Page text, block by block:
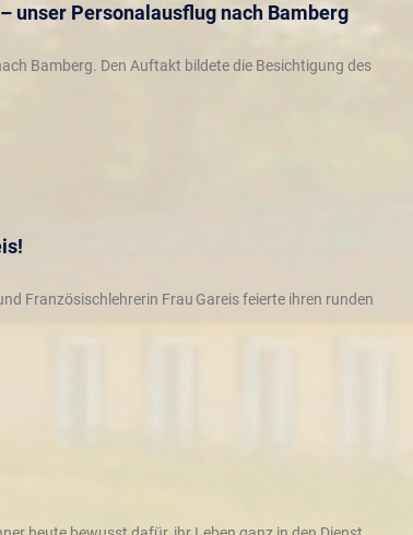
unser Personalausflug nach Bamberg
Bamberg. Den Auftakt bildete die Besichtigung des
Französischlehrerin Frau Gareis feierte ihren runden